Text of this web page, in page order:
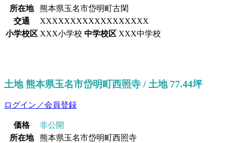
所在地
熊本県玉名市岱明町古閑
交通
XXXXXXXXXXXXXXXXXX
小学校区 XXX小学校 中学校区 XXX中学校
土地 熊本県玉名市岱明町西照寺 / 土地 77.44坪
ログイン／会員登録
価格
非公開
所在地
熊本県玉名市岱明町西照寺